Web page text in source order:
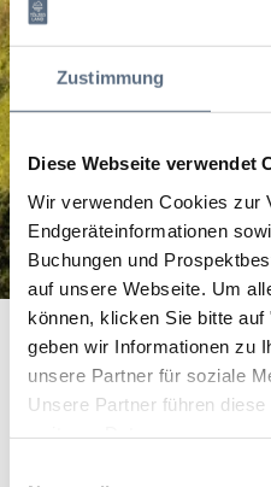
Zustimmung
Diese Webseite verwendet
Wir verwenden Cookies zur
Endgeräteinformationen
Buchungen und
auf unsere Webseite. Um
können, klicken Sie bitte auf
geben wir Informationen zu
unsere Partner für soziale
Unsere Partner führen
Natur-& Kräuter-erleben-
Herbst mit Waldbaden
Startseite
Natur-& Kräuter-erleben-
Waldbaden und heilsamen
Natur-&